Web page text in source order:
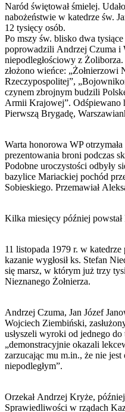
Naród świętował śmielej.
nabożeństwie w katedrze św.
12 tysięcy osób.
Po mszy św. blisko dwa
poprowadzili Andrzej Czuma i
niepodległościowy z
złożono wieńce: „Żołnierzowi
Rzeczypospolitej”,
czynem zbrojnym budzili
Armii Krajowej”. Odśpiewano
Pierwszą Brygadę,
Warta honorowa WP
prezentowania broni podczas
Podobne uroczystości odbyły
bazylice Mariackiej pochód
Sobieskiego. Przemawiał
Kilka miesięcy później
11 listopada 1979 r. w
kazanie wygłosił ks. Stefan
się marsz, w którym już trzy
Nieznanego Żołnierza.
Andrzej Czuma, Jan Józef
Wojciech Ziembiński,
usłyszeli wyroki od jednego
„demonstracyjnie okazali
zarzucając mu m.in., że nie
niepodległym”.
Orzekał Andrzej Kryże,
Sprawiedliwości w rządach